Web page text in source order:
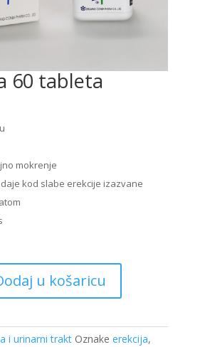
60 tableta
mokrenje
kod slabe erekcije izazvane
u košaricu
i urinarni trakt Oznake erekcija,